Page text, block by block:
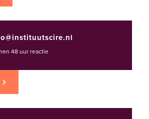
48 uur reactie